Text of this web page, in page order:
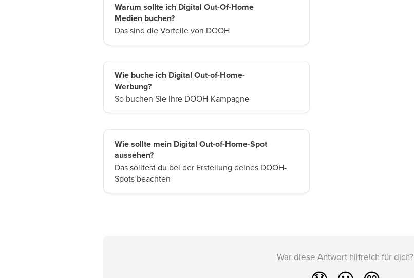
Warum sollte ich Digital Out-Of-Home
Medien buchen?
Das sind die Vorteile von DOOH
Wie buche ich Digital Out-of-Home-
Werbung?
So buchen Sie Ihre DOOH-Kampagne
Wie sollte mein Digital Out-of-Home-Spot
aussehen?
Das solltest du bei der Erstellung deines DOOH-
Spots beachten
War diese Antwort hilfreich für dich?